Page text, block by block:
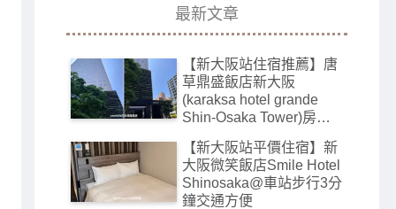
最新文章
【新大阪站住宿推薦】唐
草鼎盛飯店新大阪
(karaksa hotel grande
Shin-Osaka Tower)房間
【新大阪站平價住宿】新
大阪微笑飯店Smile Hotel
Shinosaka@車站步行3分
鐘交通方便